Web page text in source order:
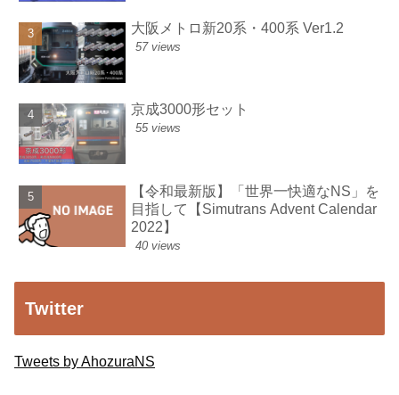
大阪メトロ新20系・400系 Ver1.2
57 views
京成3000形セット
55 views
【令和最新版】「世界一快適なNS」を
目指して【Simutrans Advent Calendar
2022】
40 views
Twitter
Tweets by AhozuraNS